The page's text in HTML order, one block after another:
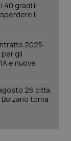
40 gradi il
il
2025-
gli
e nuove
26 città
torna